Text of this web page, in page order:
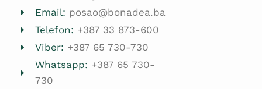
Email: posao@bonadea.ba
Telefon: +387 33 873-600
Viber: +387 65 730-730
Whatsapp: +387 65 730-
730